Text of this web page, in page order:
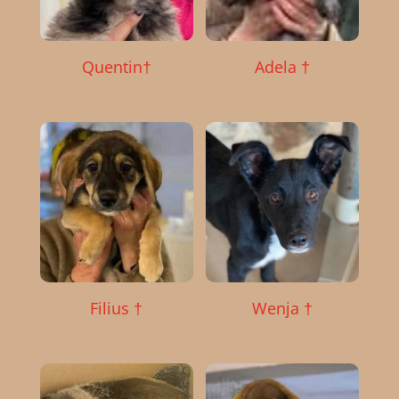
Quentin† Adela †
Filius † Wenja †